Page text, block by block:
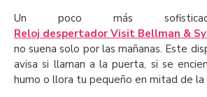
Un poco más
Reloj despertador Visit Bellman &
no suena solo por las mañanas. Este
avisa si llaman a la puerta, si se
humo o llora tu pequeño en mitad de la